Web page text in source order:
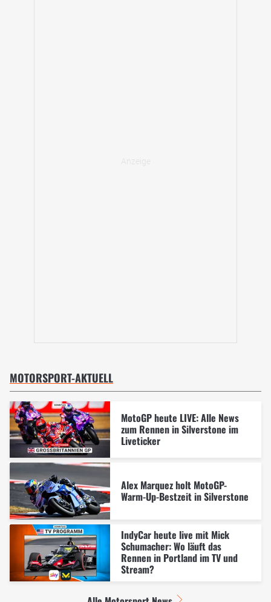
MOTORSPORT-AKTUELL
MotoGP heute LIVE: Alle News
zum Rennen in Silverstone im
Liveticker
Alex Marquez holt MotoGP-
Warm-Up-Bestzeit in Silverstone
IndyCar heute live mit Mick
Schumacher: Wo läuft das
Rennen in Portland im TV und
Stream?